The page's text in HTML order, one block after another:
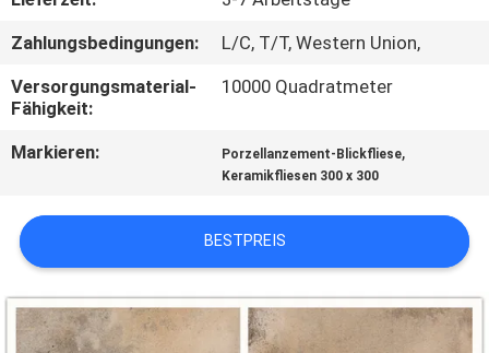
UNS
BITTE UM
EIN
ANGEBOT
SITEMAP
DATENSCHUTZRICHTLINIE
Zahlungsbedingungen:
L/C, T/T, Western Union,
Versorgungsmaterial-
Fähigkeit:
10000 Quadratmeter
Markieren: Porzellanzement-Blickfliese,
Keramikfliesen 300 x 300
BESTPREIS